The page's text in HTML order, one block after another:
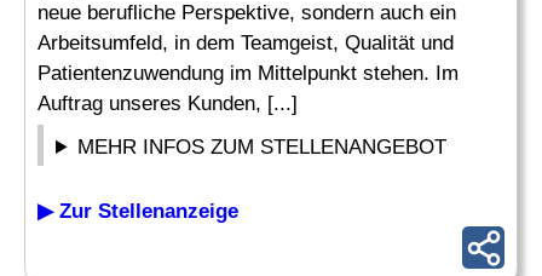
neue berufliche Perspektive, sondern auch ein
Arbeitsumfeld, in dem Teamgeist, Qualität und
Patientenzuwendung im Mittelpunkt stehen. Im
Auftrag unseres Kunden, [...]
MEHR INFOS ZUM STELLENANGEBOT
▶ Zur Stellenanzeige